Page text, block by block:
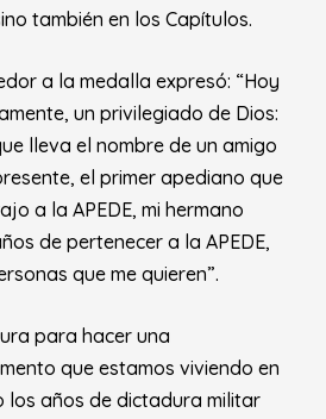
también en los Capítulos.
a la medalla expresó: “Hoy
un privilegiado de Dios:
lleva el nombre de un amigo
el primer apediano que
a la APEDE, mi hermano
de pertenecer a la APEDE,
que me quieren”.
para hacer una
que estamos viviendo en
los años de dictadura militar